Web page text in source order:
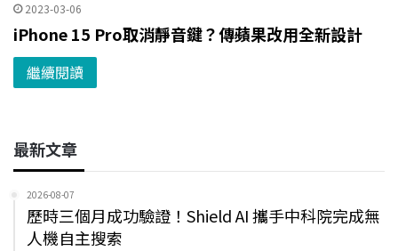
2023-03-06
iPhone 15 Pro取消靜音鍵？傳蘋果改用全新設計
繼續閱讀
最新文章
2026-08-07
歷時三個月成功驗證！Shield AI 攜手中科院完成無
人機自主搜索